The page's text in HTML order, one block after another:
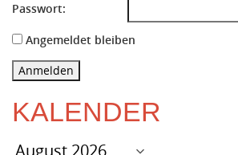
Passwort:
Angemeldet bleiben
Anmelden
KALENDER